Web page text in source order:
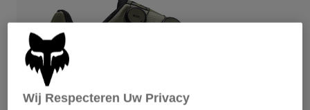
Broeken
Korte broeken
Jassen
Broeken
Handschoenen
Overhemden
Alles bekijken
Women
Beschermers
Brillen
Socks
Alles bekijken
Wij Respecteren Uw Privacy